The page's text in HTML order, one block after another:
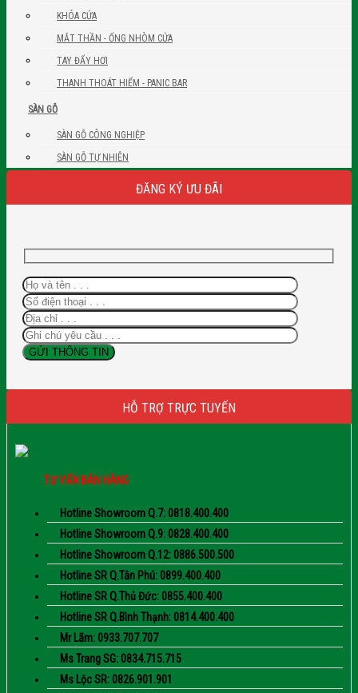
KHÓA CỬA
MẮT THẦN - ỐNG NHÒM CỬA
TAY ĐẨY HƠI
THANH THOÁT HIỂM - PANIC BAR
SÀN GỖ
SÀN GỖ CÔNG NGHIỆP
SÀN GỖ TỰ NHIÊN
ĐĂNG KÝ ƯU ĐÃI
HỖ TRỢ TRỰC TUYẾN
TƯ VẤN BÁN HÀNG
Hotline Showroom Q.7: 0818.400.400
Hotline Showroom Q.9: 0828.400.400
Hotline Showroom Q.12: 0886.500.500
Hotline SR Q.Tân Phú: 0899.400.400
Hotline SR Q.Thủ Đức: 0855.400.400
Hotline SR Q.Bình Thạnh: 0814.400.400
Mr Lãm: 0933.707.707
Ms Trang SG: 0834.715.715
Ms Lộc SR: 0826.901.901